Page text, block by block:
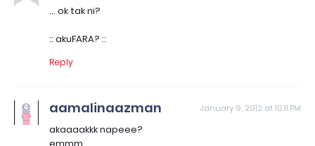
... ok tak ni?
:: akuFARA? ::
Reply
aamalinaazman January 9, 2012 at 10:11 PM
akaaaakkk napeee?